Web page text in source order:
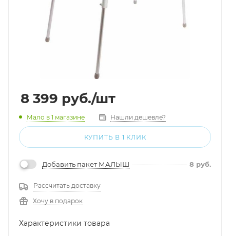
8 399 руб./шт
Мало в 1 магазине Нашли дешевле?
КУПИТЬ В 1 КЛИК
Добавить пакет МАЛЫШ 8 руб.
Рассчитать доставку
Хочу в подарок
Характеристики товара